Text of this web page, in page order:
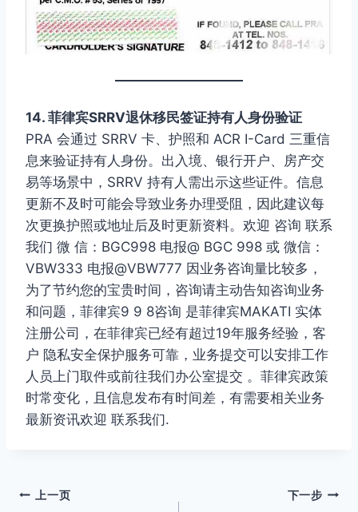
14. 菲律宾SRRV退休移民签证持有人身份验证
PRA 会通过 SRRV 卡、护照和 ACR I-Card 三重信
息来验证持有人身份。出入境、银行开户、房产交
易等场景中，SRRV 持有人需出示这些证件。信息
更新不及时可能会导致业务办理受阻，因此建议每
次更换护照或地址后及时更新资料。欢迎 咨询 联系
我们 微 信：BGC998 电报@ BGC 998 或 微信：
VBW333 电报@VBW777 因业务咨询量比较多，
为了节约您的宝贵时间，咨询请主动告知咨询业务
和问题，菲律宾9 9 8咨询 是菲律宾MAKATI 实体
注册公司，在菲律宾已经有超过19年服务经验，客
户 隐私安全保护服务可靠，业务提交可以安排工作
人员上门取件或前往我们办公室提交 。菲律宾政策
时常变化，且信息发布有时间差，有需要相关业务
最新资讯欢迎 联系我们.
文上一页 下一步